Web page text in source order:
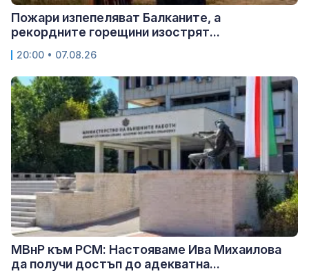
Пожари изпепеляват Балканите, а
рекордните горещини изострят...
20:00 • 07.08.26
МВнР към РСМ: Настояваме Ива Михаилова
да получи достъп до адекватна...